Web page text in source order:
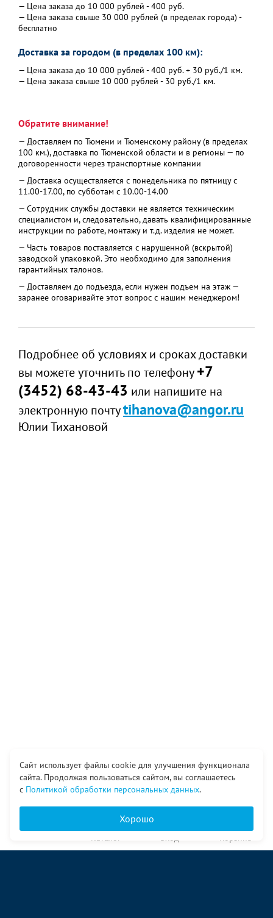
— Цена заказа до 10 000 рублей - 400 руб.
— Цена заказа свыше 30 000 рублей (в пределах города) -
бесплатно
Доставка за городом (в пределах 100 км):
— Цена заказа до 10 000 рублей - 400 руб. + 30 руб./1 км.
— Цена заказа свыше 10 000 рублей - 30 руб./1 км.
Обратите внимание!
— Доставляем по Тюмени и Тюменскому району (в пределах
100 км.), доставка по Тюменской области и в регионы — по
договоренности через транспортные компании
— Доставка осуществляется с понедельника по пятницу с
11.00-17.00, по субботам с 10.00-14.00
— Сотрудник службы доставки не является техническим
специалистом и, следовательно, давать квалифицированные
инструкции по работе, монтажу и т.д. изделия не может.
— Часть товаров поставляется с нарушенной (вскрытой)
заводской упаковкой. Это необходимо для заполнения
гарантийных талонов.
— Доставляем до подъезда, если нужен подъем на этаж —
заранее оговаривайте этот вопрос с нашим менеджером!
Подробнее об условиях и сроках доставки
вы можете уточнить по телефону+7
(3452) 68-43-43 или напишите на
электронную почтуtihanova@angor.ru
Юлии Тихановой
Сайт использует файлы cookie для улучшения функционала
сайта. Продолжая пользоваться сайтом, вы соглашаетесь
с Политикой обработки персональных данных.
Хорошо